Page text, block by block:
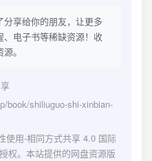
享给你的朋友，让更多
、电子书等稀缺资源！收
。
book/shiliuguo-shi-xinbian-
使用-相同方式共享 4.0 国际
权。本站提供的网盘资源版